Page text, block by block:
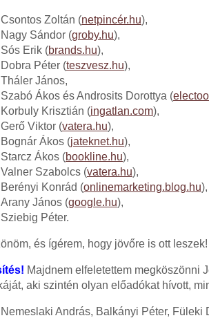
Csontos Zoltán (netpincér.hu),
Nagy Sándor (groby.hu),
Sós Erik (brands.hu),
Dobra Péter (teszvesz.hu),
Tháler János,
Szabó Ákos és Androsits Dorottya (
Korbuly Krisztián (ingatlan.com),
Gerő Viktor (vatera.hu),
Bognár Ákos (jateknet.hu),
Starcz Ákos (bookline.hu),
Valner Szabolcs (vatera.hu),
Berényi Konrád (onlinemarketing.blog.hu),
Arany János (google.hu),
Sziebig Péter.
és ígérem, hogy jövőre is ott
Majdnem elfeletettem megköszönni
aki szintén olyan előadókat hívott,
Nemeslaki András, Balkányi Péter, Füleki